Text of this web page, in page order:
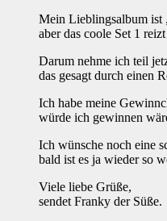
Mein Lieblingsalbum ist
aber das coole Set 1
Darum nehme ich teil
das gesagt durch einen
Ich habe meine
würde ich gewinnen
Ich wünsche noch eine
bald ist es ja wieder so
Viele liebe Grüße,
sendet Franky der Süße.